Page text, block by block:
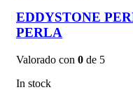
EDDYSTONE
PERLA
Valorado con 0 de 5
In stock